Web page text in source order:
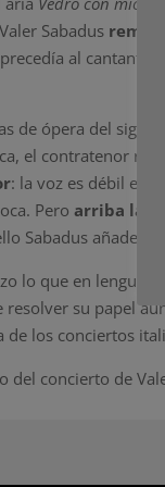
Sabadus
al cantante
de ópera del siglo
el contratenor
: la voz es débil en
Peroarriba la
Sabadus añade un
lo que en lenguaje
resolver su papel
de los conciertos
del concierto de